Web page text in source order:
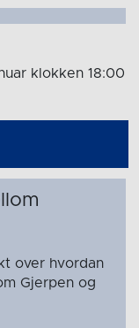
klokken 18:00
over hvordan
Gjerpen og